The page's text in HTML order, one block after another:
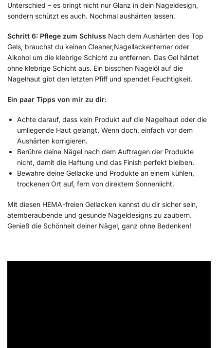
Unterschied – es bringt nicht nur Glanz in dein Nageldesign,
sondern schützt es auch. Nochmal aushärten lassen.
Schritt 6: Pflege zum Schluss Nach dem Aushärten des Top
Gels, brauchst du keinen Cleaner,Nagellackenterner oder
Alkohol um die klebrige Schicht zu entfernen. Das Gel härtet
ohne klebrige Schicht aus. Ein bisschen Nagelöl auf die
Nagelhaut gibt den letzten Pfiff und spendet Feuchtigkeit.
Ein paar Tipps von mir zu dir:
Achte darauf, dass kein Produkt auf die Nagelhaut oder die
umliegende Haut gelangt. Wenn doch, einfach vor dem
Aushärten korrigieren.
Berühre deine Nägel nach dem Auftragen der Produkte
nicht, damit die Haftung und das Finish perfekt bleiben.
Bewahre deine Gellacke und Produkte an einem kühlen,
trockenen Ort auf, fern von direktem Sonnenlicht.
Mit diesen HEMA-freien Gellacken kannst du dir sicher sein,
atemberaubende und gesunde Nageldesigns zu zaubern.
Genieß die Schönheit deiner Nägel, ganz ohne Bedenken!